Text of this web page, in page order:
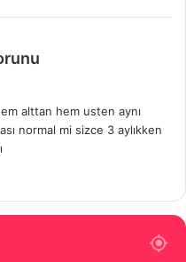
i
k
alttan hem usten aynı
normal mi sizce 3 aylıkken